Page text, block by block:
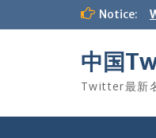
Notice:
中国
Twitter最新